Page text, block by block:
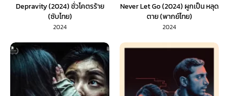
Depravity (2024) ชั่วโคตรร้าย
(ซับไทย)
2024
Never Let Go (2024) ผูกเป็น หลุด
ตาย (พากย์ไทย)
2024